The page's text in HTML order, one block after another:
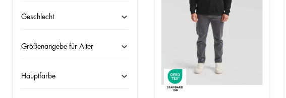
Geschlecht
Größenangebe für Alter
Hauptfarbe